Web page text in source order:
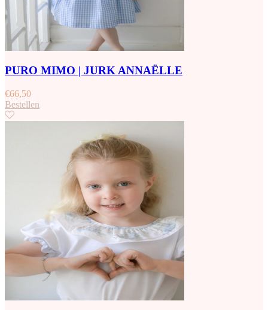
PURO MIMO | JURK ANNAËLLE
€66,50
Bestellen